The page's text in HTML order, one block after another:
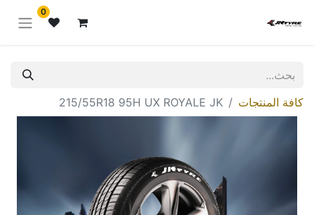
0
كافة المنتجات 215/55R18 95H UX ROYALE JK